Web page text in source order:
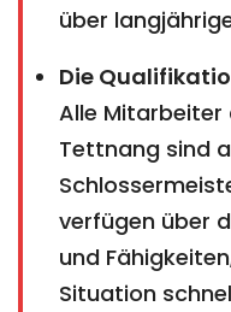
über
Die
Alle Mitarbeiter
Tettnang sind
verfügen über
und
Situation